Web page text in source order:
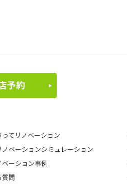
てリノベーション
ベーションシミュレーション
ーション事例
質問